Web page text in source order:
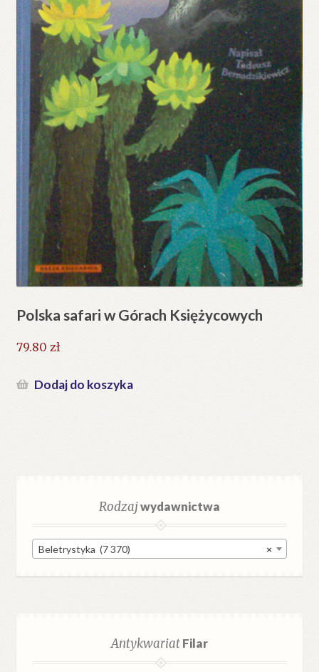
Polska safari w Górach Księżycowych
79.80 zł
Dodaj do koszyka
Rodzajwydawnictwa
×
Beletrystyka (7 370)
AntykwariatFilar